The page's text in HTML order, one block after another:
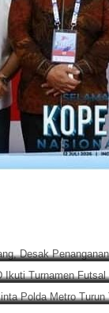
Cikarang,
OPD Ikuti
Raya Minta
Daftar Jadi